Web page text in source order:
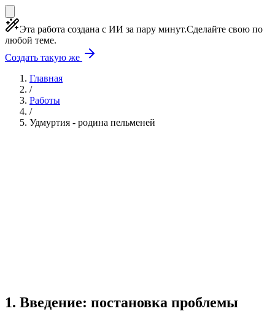
Эта работа создана с ИИ за пару минут.Сделайте свою по
любой теме.
Создать такую же
Главная
/
Работы
/
Удмуртия - родина пельменей
1. Введение: постановка проблемы